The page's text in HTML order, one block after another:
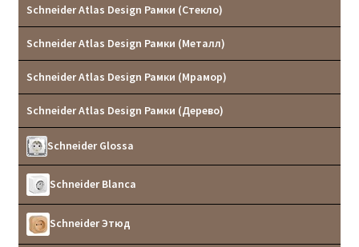
Schneider Atlas Design Рамки (Стекло)
Schneider Atlas Design Рамки (Металл)
Schneider Atlas Design Рамки (Мрамор)
Schneider Atlas Design Рамки (Дерево)
Schneider Glossa
Schneider Blanca
Schneider Этюд